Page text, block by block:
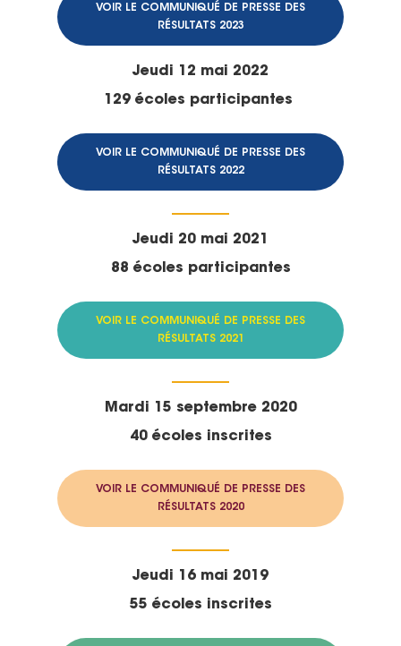
VOIR LE COMMUNIQUÉ DE PRESSE DES
RÉSULTATS 2023
Jeudi 12 mai 2022
129 écoles participantes
VOIR LE COMMUNIQUÉ DE PRESSE DES
RÉSULTATS 2022
Jeudi 20 mai 2021
88 écoles participantes
VOIR LE COMMUNIQUÉ DE PRESSE DES
RÉSULTATS 2021
Mardi 15 septembre 2020
40 écoles inscrites
VOIR LE COMMUNIQUÉ DE PRESSE DES
RÉSULTATS 2020
Jeudi 16 mai 2019
55 écoles inscrites